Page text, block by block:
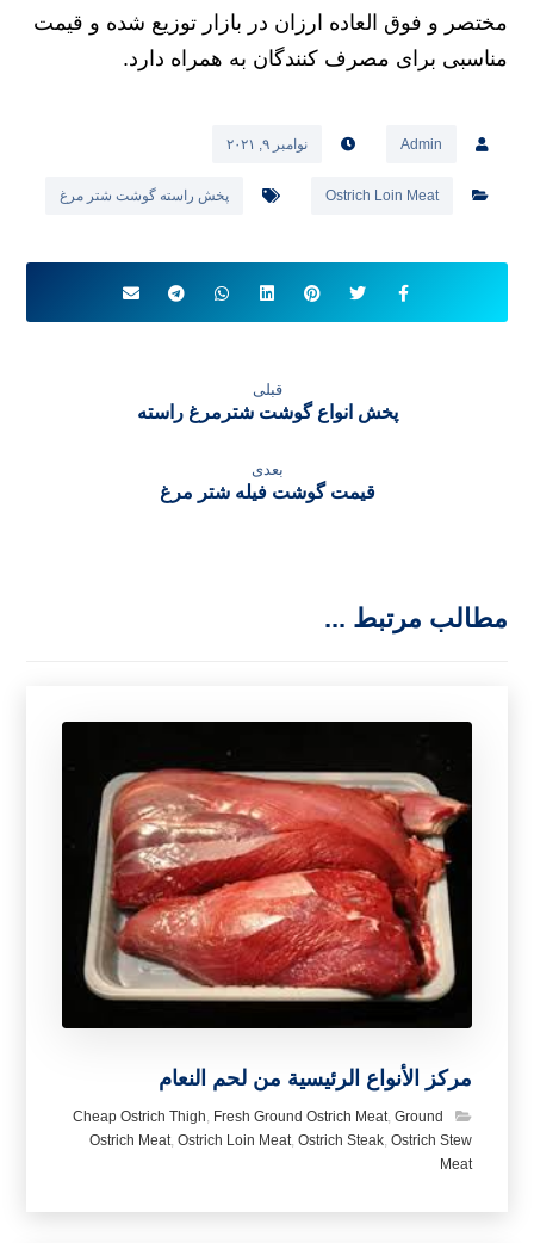
مختصر و فوق العاده ارزان در بازار توزیع شده و قیمت
مناسبی برای مصرف کنندگان به همراه دارد.
Admin نوامبر ۹, ۲۰۲۱
Ostrich Loin Meat پخش راسته گوشت شتر مرغ
قبلی
پخش انواع گوشت شترمرغ راسته
بعدی
قیمت گوشت فیله شتر مرغ
مطالب مرتبط ...
مركز الأنواع الرئيسية من لحم النعام
Cheap Ostrich Thigh Fresh Ground Ostrich Meat, Ground
Ostrich Meat, Ostrich Loin Meat, Ostrich Steak, Ostrich Stew
Meat